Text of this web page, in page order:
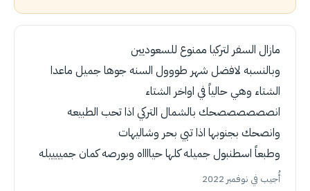
مازال السفر لتركيا ممنوع للسعوديين
وبالنسبه لافضل شهر طووول السنه جوها جميل ماعدا
الشتاء وهي حالياً في اواخر الشتاء
انصصصصصصحك بالشمال التركي اذا تحب الطبيعه
وانصحك بجنوبها اذا تبي بحر وشاليهات
وطبعاً اسطنبول جميله كلها حيااااه وبورصه كمان جمييييله
أُجيب في نوفمبر 2022